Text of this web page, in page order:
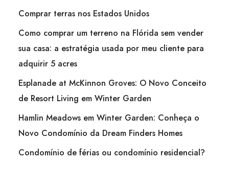
Comprar terras nos Estados Unidos
Como comprar um terreno na Flórida sem vender
sua casa: a estratégia usada por meu cliente para
adquirir 5 acres
Esplanade at McKinnon Groves: O Novo Conceito
de Resort Living em Winter Garden
Hamlin Meadows em Winter Garden: Conheça o
Novo Condomínio da Dream Finders Homes
Condomínio de férias ou condomínio residencial?